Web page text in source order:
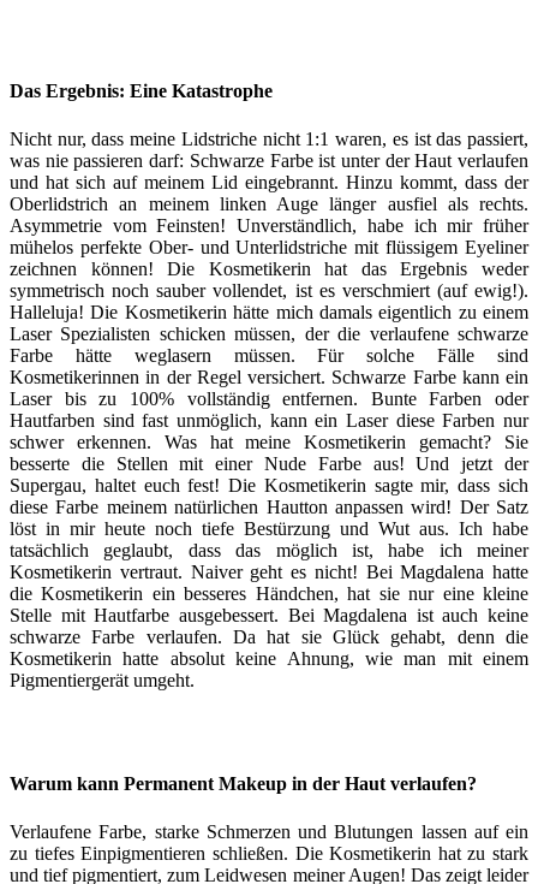
Das Ergebnis: Eine Katastrophe
Nicht nur, dass meine Lidstriche nicht 1:1 waren, es ist das passiert,
was nie passieren darf: Schwarze Farbe ist unter der Haut verlaufen
und hat sich auf meinem Lid eingebrannt. Hinzu kommt, dass der
Oberlidstrich an meinem linken Auge länger ausfiel als rechts.
Asymmetrie vom Feinsten! Unverständlich, habe ich mir früher
mühelos perfekte Ober- und Unterlidstriche mit flüssigem Eyeliner
zeichnen können! Die Kosmetikerin hat das Ergebnis weder
symmetrisch noch sauber vollendet, ist es verschmiert (auf ewig!).
Halleluja! Die Kosmetikerin hätte mich damals eigentlich zu einem
Laser Spezialisten schicken müssen, der die verlaufene schwarze
Farbe hätte weglasern müssen. Für solche Fälle sind
Kosmetikerinnen in der Regel versichert. Schwarze Farbe kann ein
Laser bis zu 100% vollständig entfernen. Bunte Farben oder
Hautfarben sind fast unmöglich, kann ein Laser diese Farben nur
schwer erkennen. Was hat meine Kosmetikerin gemacht? Sie
besserte die Stellen mit einer Nude Farbe aus! Und jetzt der
Supergau, haltet euch fest! Die Kosmetikerin sagte mir, dass sich
diese Farbe meinem natürlichen Hautton anpassen wird! Der Satz
löst in mir heute noch tiefe Bestürzung und Wut aus. Ich habe
tatsächlich geglaubt, dass das möglich ist, habe ich meiner
Kosmetikerin vertraut. Naiver geht es nicht! Bei Magdalena hatte
die Kosmetikerin ein besseres Händchen, hat sie nur eine kleine
Stelle mit Hautfarbe ausgebessert. Bei Magdalena ist auch keine
schwarze Farbe verlaufen. Da hat sie Glück gehabt, denn die
Kosmetikerin hatte absolut keine Ahnung, wie man mit einem
Pigmentiergerät umgeht.
Warum kann Permanent Makeup in der Haut verlaufen?
Verlaufene Farbe, starke Schmerzen und Blutungen lassen auf ein
zu tiefes Einpigmentieren schließen. Die Kosmetikerin hat zu stark
und tief pigmentiert, zum Leidwesen meiner Augen! Das zeigt leider